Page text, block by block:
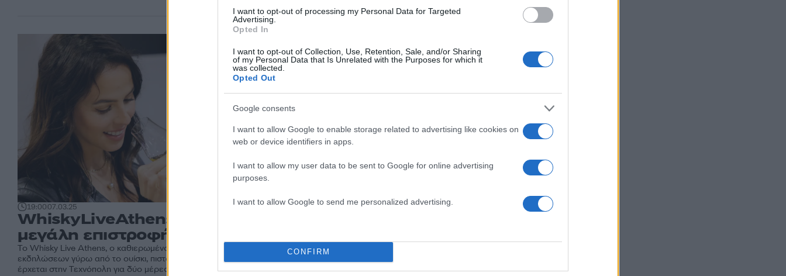
I want to opt-out of processing my Personal Data for Targeted
Advertising.
Opted In
I want to opt-out of Collection, Use, Retention, Sale, and/or Sharing
of my Personal Data that Is Unrelated with the Purposes for which it
was collected.
Opted Out
Google consents
I want to allow Google to enable storage related to advertising like cookies on
web or device identifiers in apps.
I want to allow my user data to be sent to Google for online advertising
purposes.
I want to allow Google to send me personalized advertising.
CONFIRM
19:0007.03.25
WhiskyLiveAthens 2025: Η
μεγάλη επιστροφή
Το Whisky Live Αthens, ο καθιερωμένος πλέον θεσμός
εκδηλώσεων γύρω από το ουίσκι, πιστό στο ραντεβού του
έρχεται στην Τεχνόπολη για δύο μέρες...
19:0006.03.25
ταιριάζει
Ας μιλήσουμε για το κεφάλαιο μπύρα